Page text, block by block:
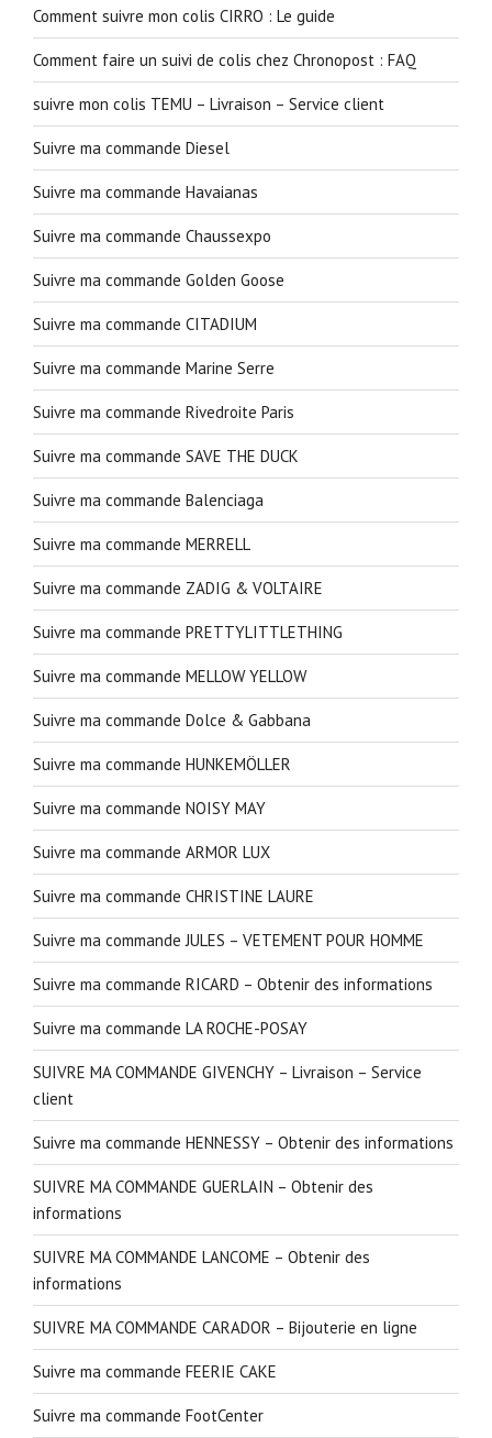
Comment suivre mon colis CIRRO : Le guide
Comment faire un suivi de colis chez Chronopost : FAQ
suivre mon colis TEMU – Livraison – Service client
Suivre ma commande Diesel
Suivre ma commande Havaianas
Suivre ma commande Chaussexpo
Suivre ma commande Golden Goose
Suivre ma commande CITADIUM
Suivre ma commande Marine Serre
Suivre ma commande Rivedroite Paris
Suivre ma commande SAVE THE DUCK
Suivre ma commande Balenciaga
Suivre ma commande MERRELL
Suivre ma commande ZADIG & VOLTAIRE
Suivre ma commande PRETTYLITTLETHING
Suivre ma commande MELLOW YELLOW
Suivre ma commande Dolce & Gabbana
Suivre ma commande HUNKEMÖLLER
Suivre ma commande NOISY MAY
Suivre ma commande ARMOR LUX
Suivre ma commande CHRISTINE LAURE
Suivre ma commande JULES – VETEMENT POUR HOMME
Suivre ma commande RICARD – Obtenir des informations
Suivre ma commande LA ROCHE-POSAY
SUIVRE MA COMMANDE GIVENCHY – Livraison – Service
client
Suivre ma commande HENNESSY – Obtenir des informations
SUIVRE MA COMMANDE GUERLAIN – Obtenir des
informations
SUIVRE MA COMMANDE LANCOME – Obtenir des
informations
SUIVRE MA COMMANDE CARADOR – Bijouterie en ligne
Suivre ma commande FEERIE CAKE
Suivre ma commande FootCenter